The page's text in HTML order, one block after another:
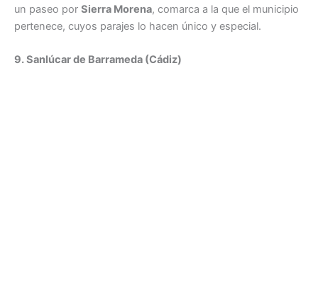
un paseo por Sierra Morena, comarca a la que el municipio
pertenece, cuyos parajes lo hacen único y especial.
9. Sanlúcar de Barrameda (Cádiz)